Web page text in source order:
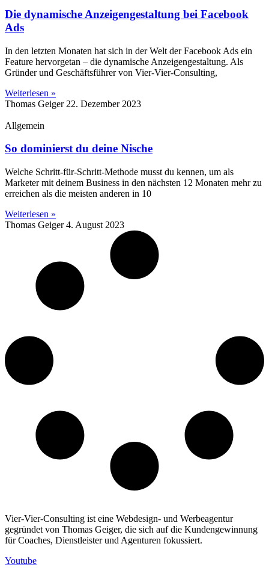
Die dynamische Anzeigengestaltung bei Facebook
Ads
In den letzten Monaten hat sich in der Welt der Facebook Ads ein
Feature hervorgetan – die dynamische Anzeigengestaltung. Als
Gründer und Geschäftsführer von Vier-Vier-Consulting,
Weiterlesen »
Thomas Geiger 22. Dezember 2023
Allgemein
So dominierst du deine Nische
Welche Schritt-für-Schritt-Methode musst du kennen, um als
Marketer mit deinem Business in den nächsten 12 Monaten mehr zu
erreichen als die meisten anderen in 10
Weiterlesen »
Thomas Geiger4. August 2023
Vier-Vier-Consulting ist eine Webdesign- und Werbeagentur
gegründet von Thomas Geiger, die sich auf die Kundengewinnung
für Coaches, Dienstleister und Agenturen fokussiert.
Youtube